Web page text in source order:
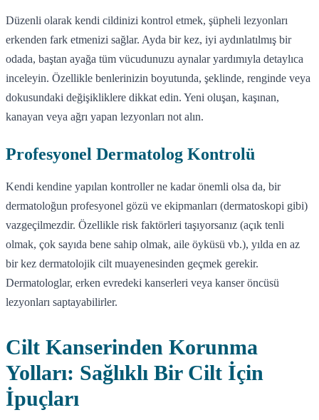
Düzenli olarak kendi cildinizi kontrol etmek, şüpheli lezyonları
erkenden fark etmenizi sağlar. Ayda bir kez, iyi aydınlatılmış bir
odada, baştan ayağa tüm vücudunuzu aynalar yardımıyla detaylıca
inceleyin. Özellikle benlerinizin boyutunda, şeklinde, renginde veya
dokusundaki değişikliklere dikkat edin. Yeni oluşan, kaşınan,
kanayan veya ağrı yapan lezyonları not alın.
Profesyonel Dermatolog Kontrolü
Kendi kendine yapılan kontroller ne kadar önemli olsa da, bir
dermatoloğun profesyonel gözü ve ekipmanları (dermatoskopi gibi)
vazgeçilmezdir. Özellikle risk faktörleri taşıyorsanız (açık tenli
olmak, çok sayıda bene sahip olmak, aile öyküsü vb.), yılda en az
bir kez dermatolojik cilt muayenesinden geçmek gerekir.
Dermatologlar, erken evredeki kanserleri veya kanser öncüsü
lezyonları saptayabilirler.
Cilt Kanserinden Korunma
Yolları: Sağlıklı Bir Cilt İçin
İpuçları